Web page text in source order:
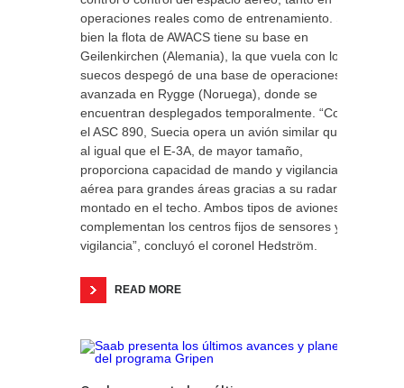
operaciones reales como de entrenamiento. Si
bien la flota de AWACS tiene su base en
Geilenkirchen (Alemania), la que vuela con los
suecos despegó de una base de operaciones
avanzada en Rygge (Noruega), donde se
encuentran desplegados temporalmente. “Con
el ASC 890, Suecia opera un avión similar que,
al igual que el E-3A, de mayor tamaño,
proporciona capacidad de mando y vigilancia
aérea para grandes áreas gracias a su radar
montado en el techo. Ambos tipos de aviones
complementan los centros fijos de sensores y
vigilancia”, concluyó el coronel Hedström.
READ MORE